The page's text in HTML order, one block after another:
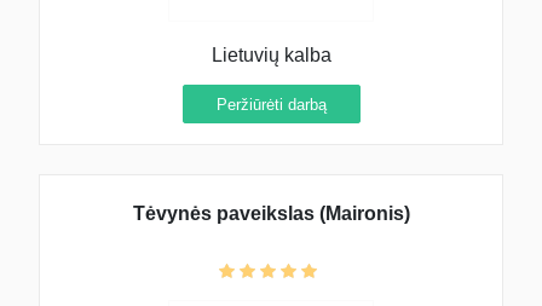
Lietuvių kalba
Peržiūrėti darbą
Tėvynės paveikslas (Maironis)